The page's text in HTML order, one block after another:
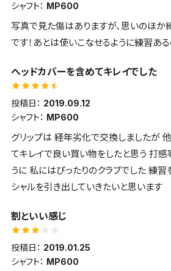
シャフト： MP600
写真で見た傷はありますが、思いのほか
です！あとは使いこなせるように練習ある
ヘッドカバーを含めてキレイでした
投稿日： 2019.09.12
シャフト： MP600
グリップは 経年劣化で交換しましたが
てキレイで良い買い物をしたと思う 打感
うに 私にはぴったりのクラブでした 練
シャルを引き出していきたいと思います
割といい感じ
投稿日： 2019.01.25
シャフト： MP600